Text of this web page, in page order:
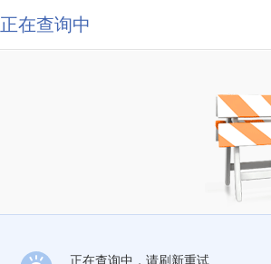
正在查询中
正在查询中，请刷新重试